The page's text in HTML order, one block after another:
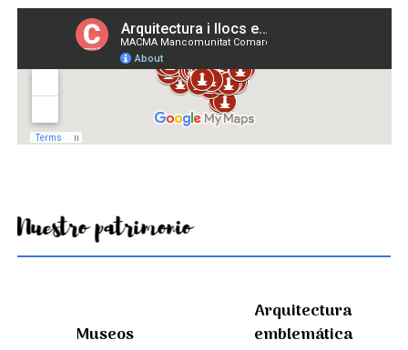
Nuestro patrimonio
Museos
Arquitectura
emblemática